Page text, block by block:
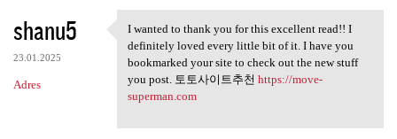
shanu5
23.01.2025
Adres
I wanted to thank you for
I wanted to thank you for this excellent read!! I
definitely loved every little bit of it. I have you
bookmarked your site to check out the new stuff
you post. 토토사이트추천 https://move-
superman.com